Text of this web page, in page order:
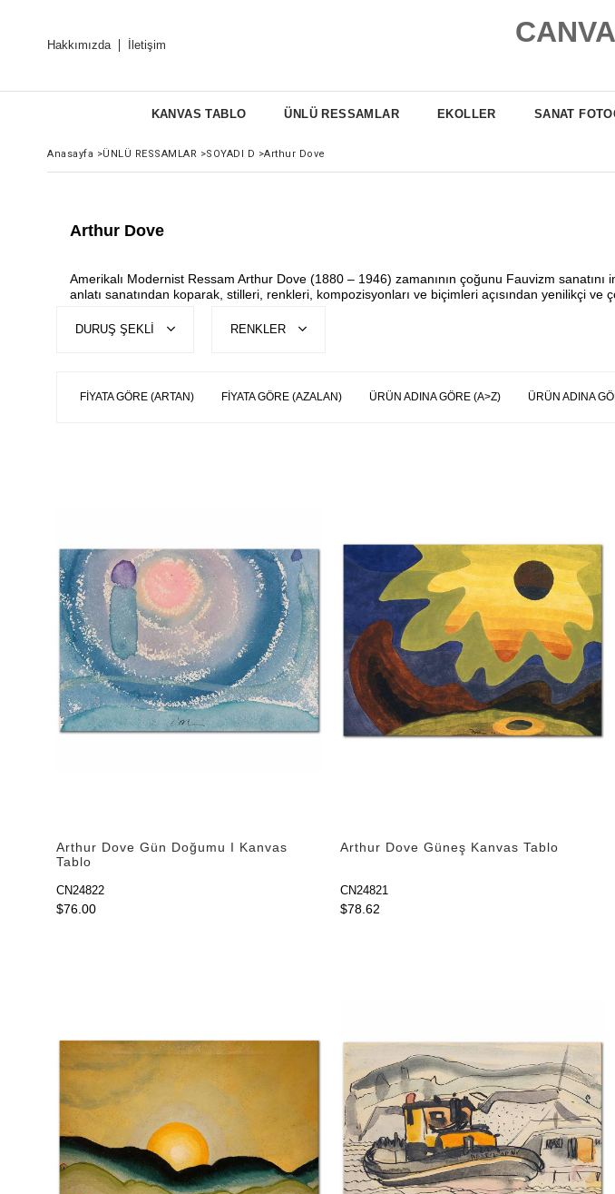
Hakkımızda İletişim
KANVAS TABLO ÜNLÜ RESSAMLAR EKOLLER SANAT
Anasayfa >ÜNLÜ RESSAMLAR >SOYADI D >Arthur Dove
Arthur Dove
Amerikalı Modernist Ressam Arthur Dove (1880 – 1946) zamanının çoğunu Fauvizm
anlatı sanatından koparak, stilleri, renkleri, kompozisyonları ve biçimleri açısından yenilikçi ve
DURUŞ ŞEKLİ RENKLER
FIYATA GÖRE (ARTAN) FIYATA GÖRE (AZALAN) ÜRÜN ADINA GÖRE (A>Z) ÜRÜN ADINA
Arthur Dove Gün Doğumu I Kanvas
Tablo
CN24822
$76.00
Arthur Dove Güneş Kanvas Tablo
CN24821
$78.62